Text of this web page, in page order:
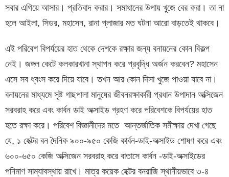
সবার এগিয়ে আসার। প্রতিবাদ করার। সমাধানের উপায় খুজে বের করা। তা না
হলে আইলা, সিডর, মহাসেন, রানা প্লাজার মত ঘটনা আরো বাড়তেই থাকবে।
এই পরিবেশ বিপর্যয়ের হাত থেকে দেশকে রক্ষার জন্য বনায়নের কোন বিকল্প
নেই। জঙ্গল কেটে কলকারখানা স্থাপন করে প্রবৃদ্ধি অর্জন করবেন? মহাসেন
এসে সব ধ্বংস করে দিয়ে যাবে। তখন আর কোন দিসা খুজে পাওয়া যাবে না।
বনায়নের মাধ্যমে সৃষ্ট গাছপালা মানুষের জীবনরক্ষাকারী প্রধান উপাদান অক্সিজেন
সরবরাহ করে এবং কার্বন ডাই অক্সাইড গ্রহণ করে পরিবেশকে বিপর্যয়ের হাত
হতে রক্ষা করে। পরিবেশ বিজ্ঞানীদের মতে আন্তর্জাতিক সমীক্ষায় দেখা গেছে
যে, ১ হেক্টর বন দৈনিক ৯০০-৯৫০ কেজি কার্বন-ডাই-অক্সাইড শোষণ করে এবং
৬০০-৬৫০ কেজি অক্সিজেন সরবরাহ করে বাতাসে কার্বন -ডাই-অক্সাইডের
পনিমাণ সাম্যাবস্থায় রাখে। মাত্র কয়েক হেক্টর বনরাজি স্থানীয়ভাবে ৩-৪